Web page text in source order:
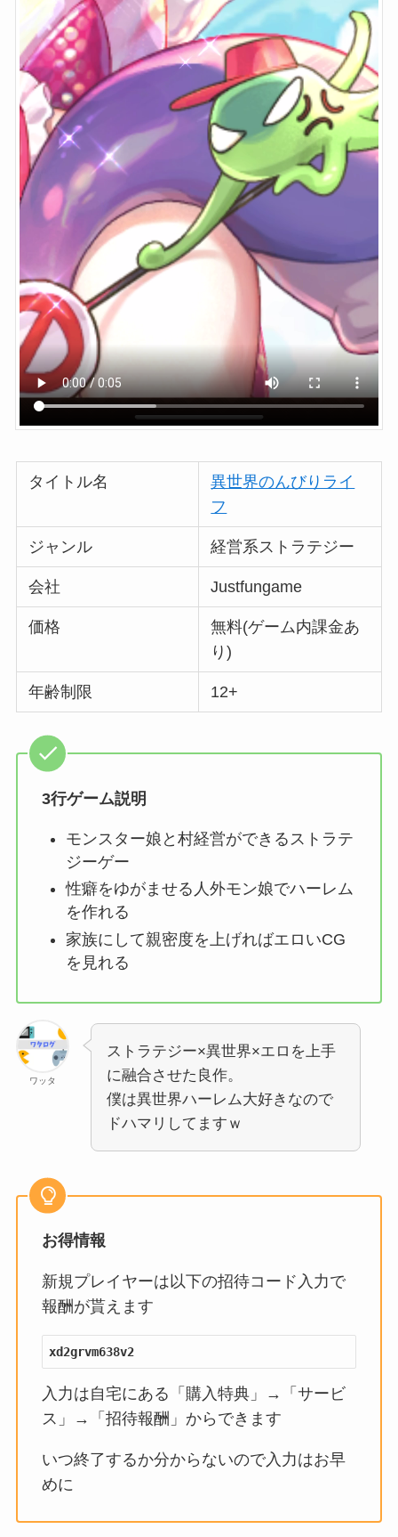
タイトル名
異世界のんびりライ
フ
ジャンル 経営系ストラテジー
会社 Justfungame
価格
無料(ゲーム内課金あ
り)
年齢制限 12+
3行ゲーム説明
モンスター娘と村経営ができるストラテ
ジーゲー
性癖をゆがませる人外モン娘でハーレム
を作れる
家族にして親密度を上げればエロいCG
を見れる
ワッタ
ストラテジー×異世界×エロを上手
に融合させた良作。
僕は異世界ハーレム大好きなので
ドハマリしてますｗ
お得情報
新規プレイヤーは以下の招待コード入力で
報酬が貰えます
xd2grvm638v2
入力は自宅にある「購入特典」→「サービ
ス」→「招待報酬」からできます
いつ終了するか分からないので入力はお早
めに